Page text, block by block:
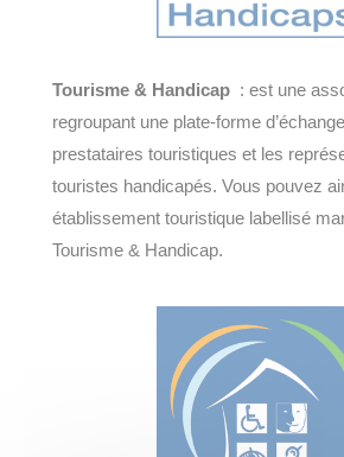
Tourisme & Handicap : est une
regroupant une plate-forme
prestataires touristiques et les
touristes handicapés. Vous pouvez
établissement touristique labellisé
Tourisme & Handicap.